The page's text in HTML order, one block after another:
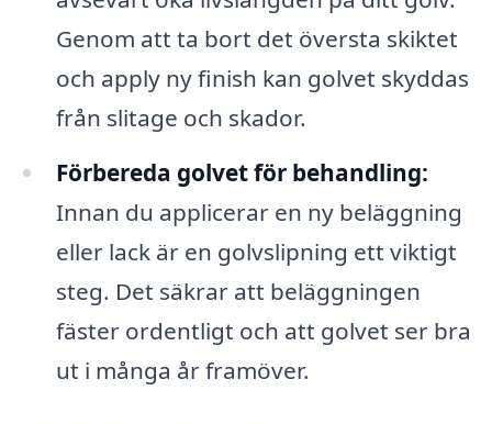
Genom att ta bort det översta skiktet
och apply ny finish kan golvet skyddas
från slitage och skador.
Förbereda golvet för behandling:
Innan du applicerar en ny beläggning
eller lack är en golvslipning ett viktigt
steg. Det säkrar att beläggningen
fäster ordentligt och att golvet ser bra
ut i många år framöver.